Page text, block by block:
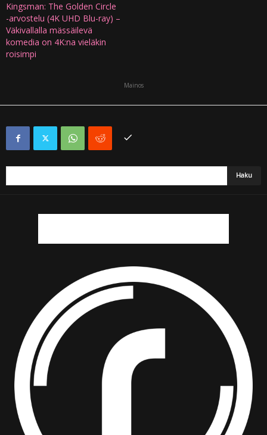
Kingsman: The Golden Circle
-arvostelu (4K UHD Blu-ray) –
Väkivallalla mässäilevä
komedia on 4K:na vieläkin
roisimpi
Mainos